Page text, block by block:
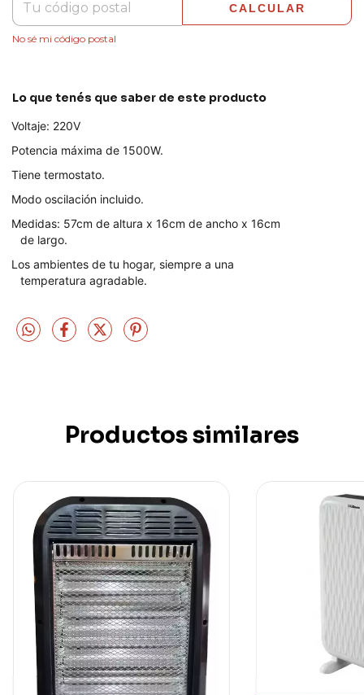
CALCULAR
No sé mi código postal
Lo que tenés que saber de este producto
Voltaje: 220V
Potencia máxima de 1500W.
Tiene termostato.
Modo oscilación incluido.
Medidas: 57cm de altura x 16cm de ancho x 16cm
de largo.
Los ambientes de tu hogar, siempre a una
temperatura agradable.
Productos similares